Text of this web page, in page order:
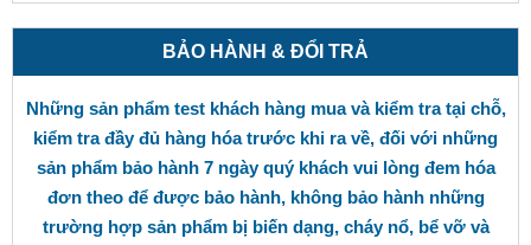
BẢO HÀNH & ĐỔI TRẢ
Những sản phẩm test khách hàng mua và kiểm tra tại chỗ,
kiểm tra đầy đủ hàng hóa trước khi ra về, đối với những
sản phẩm bảo hành 7 ngày quý khách vui lòng đem hóa
đơn theo để được bảo hành, không bảo hành những
trường hợp sản phẩm bị biến dạng, cháy nổ, bể vỡ và